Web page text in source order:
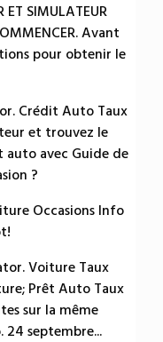
ET SIMULATEUR
Avant
pour obtenir le
Crédit Auto Taux
et trouvez le
avec Guide de
?
Occasions Info
Voiture Taux
Prêt Auto Taux
sur la même
24 septembre...